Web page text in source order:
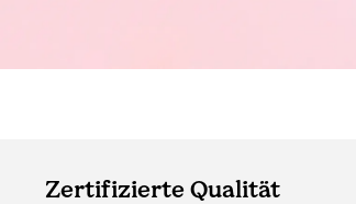
Zertifizierte Qualität